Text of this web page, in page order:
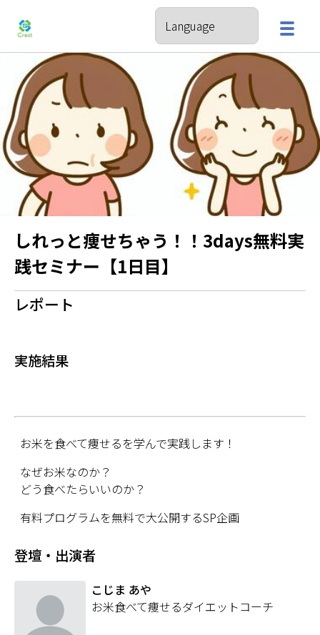
しれっと痩せちゃう！！3days無料実
践セミナー【1日目】
レポート
実施結果
お米を食べて痩せるを学んで実践します！
なぜお米なのか？
どう食べたらいいのか？
有料プログラムを無料で大公開するSP企画
登壇・出演者
こじま あや
お米食べて痩せるダイエットコーチ